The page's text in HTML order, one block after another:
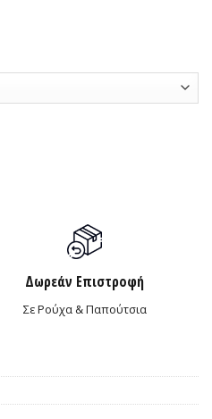
Δωρεάν Επιστροφή
Σε Ρούχα & Παπούτσια